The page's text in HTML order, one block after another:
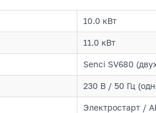
10.0 кВт
11.0 кВт
Senci SV680
230 В / 50 Гц
Электростарт /